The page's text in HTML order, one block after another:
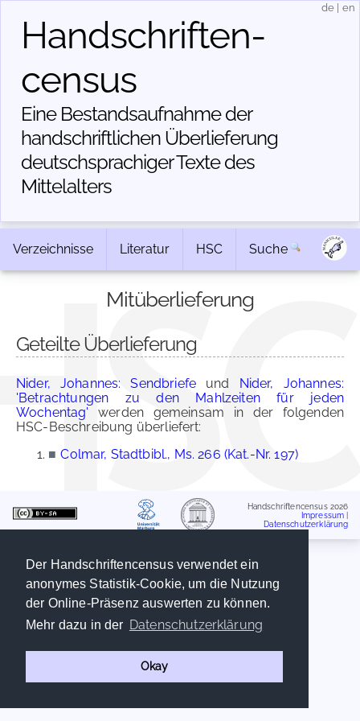
Der Handschriftencensus verwendet ein
anonymes Statistik-Cookie, um die Nutzung
der Online-Präsenz auswerten zu können.
Mehr dazu in der Datenschutzerklärung
Okay
Handschriften­
census
Eine Bestandsaufnahme der
handschriftlichen Über­lieferung
deutschsprachiger Texte des
Mittelalters
de en
Verzeichnisse Literatur HSC Suche
Mitüberlieferung
Geteilte Überlieferung
Nider, Johannes: Sendbriefe und Nider, Johannes:
'Betrachtungen zu den Mahlzeiten für jeden
Wochentag' werden gemeinsam in der folgenden
HSC-Beschreibung überliefert:
■ Colmar, Stadtbibl., Ms. 266 (Kat.-Nr. 197)
Handschriftencensus 2026
Impressum
Datenschutzerklärung